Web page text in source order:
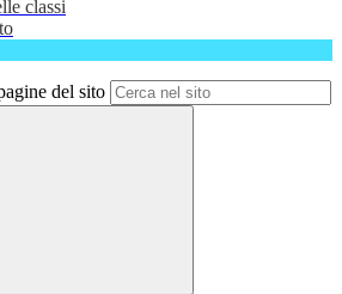
classi
del sito